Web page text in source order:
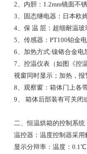
2、内胆：1.2mm镜面不
3、固态继电器：日本欧
4、保 温 层：超细耐温玻
5、传感器：PT100铂金电
6、加热方式:镍铬合金电
7、控温仪表（如图《控
视窗同时显示；加热，报
8、观察窗：箱体门上各
9、 箱体后部装有可关闭
二、恒温烘箱的控制系统
温控器：温度控制器采用
显示分辩率：温度：0.1℃